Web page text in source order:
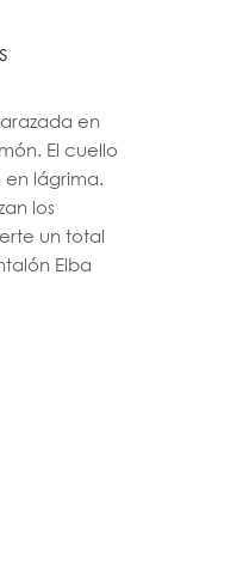
en
El cuello
lágrima.
los
un total
Elba